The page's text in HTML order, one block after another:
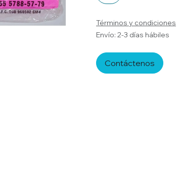
Términos y condiciones
Envío: 2-3 días hábiles
Contáctenos